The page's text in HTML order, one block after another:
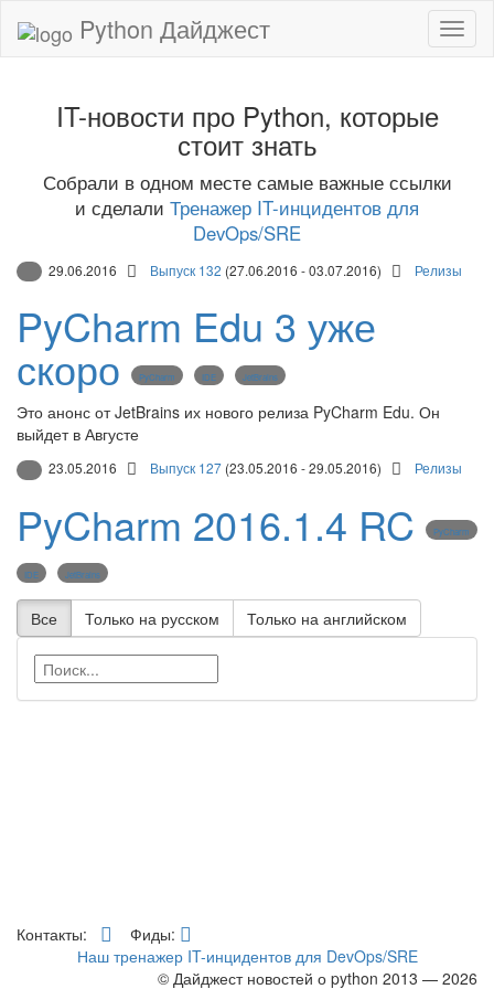
Python Дайджест
IT-новости про Python, которые
стоит знать
Собрали в одном месте самые важные ссылки
и сделали Тренажер IT-инцидентов для
DevOps/SRE
29.06.2016 Выпуск 132 (27.06.2016 - 03.07.2016) Релизы
PyCharm Edu 3 уже
скоро PyCharm IDE JetBrains
Это анонс от JetBrains их нового релиза PyCharm Edu. Он
выйдет в Августе
23.05.2016 Выпуск 127 (23.05.2016 - 29.05.2016) Релизы
PyCharm 2016.1.4 RC PyCharm
IDE JetBrains
Все Только на русском Только на английском
Контакты:
Фиды:
Наш тренажер IT-инцидентов для DevOps/SRE
© Дайджест новостей о python 2013 — 2026